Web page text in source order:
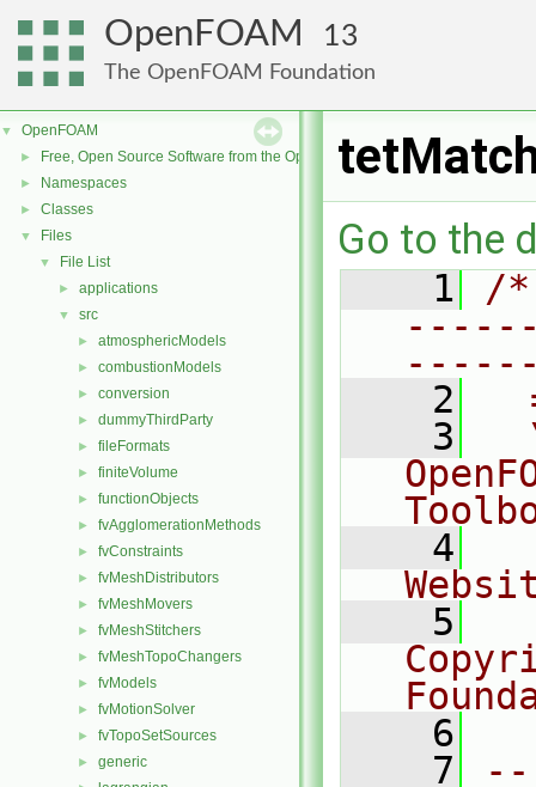
OpenFOAM 13
The OpenFOAM Foundation
▼ OpenFOAM
► Free, Open Source Software from the OpenFOAM Foundation
► Namespaces
► Classes
▼ Files
▼ File List
► applications
▼ src
► atmosphericModels
► combustionModels
► conversion
► dummyThirdParty
► fileFormats
► finiteVolume
► functionObjects
► fvAgglomerationMethods
► fvConstraints
► fvMeshDistributors
► fvMeshMovers
► fvMeshStitchers
► fvMeshTopoChangers
► fvModels
► fvMotionSolver
► fvTopoSetSources
► generic
Go to the
    1
/
    2
    3
    4
    5
    6
    7